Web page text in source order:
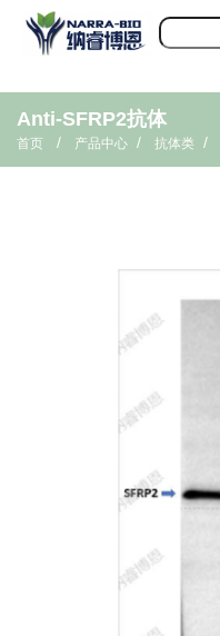
Anti-SFRP2抗体
首页 / 产品中心 / 抗体类 /